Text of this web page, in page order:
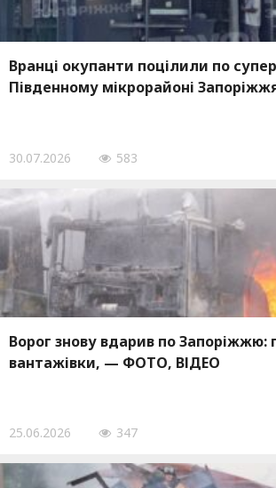
Вранці окупанти поцілили по
Південному мікрорайоні
30.07.2026 583
Ворог знову вдарив по Запоріжжю:
вантажівки, — ФОТО, ВІДЕО
25.06.2026 347